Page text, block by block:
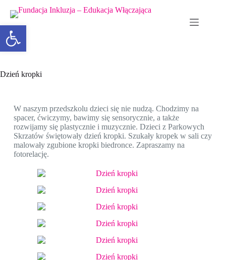
Dzień kropki
W naszym przedszkolu dzieci się nie nudzą. Chodzimy na
spacer, ćwiczymy, bawimy się sensorycznie, a także
rozwijamy się plastycznie i muzycznie. Dzieci z Parkowych
Skrzatów świętowały dzień kropki. Szukały kropek w sali czy
malowały zgubione kropki biedronce. Zapraszamy na
fotorelację.
Otwórz pasek narzędzi